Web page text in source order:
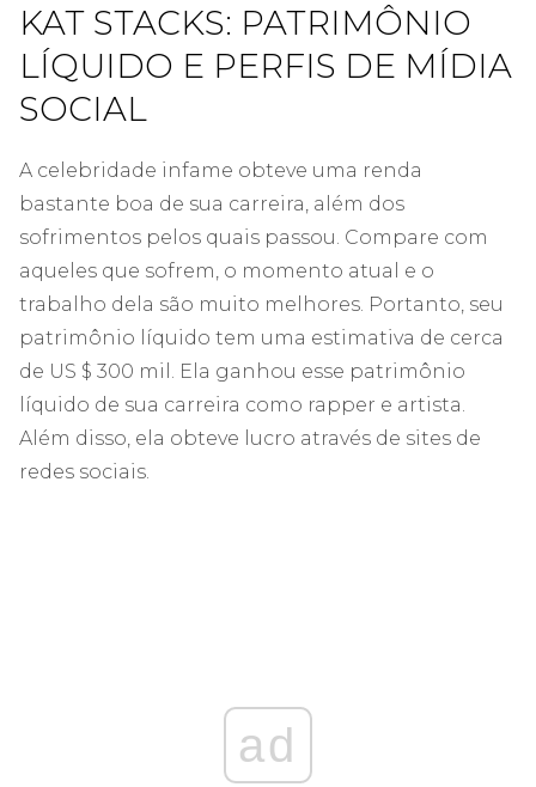
KAT STACKS: PATRIMÔNIO
LÍQUIDO E PERFIS DE MÍDIA
SOCIAL
A celebridade infame obteve uma renda
bastante boa de sua carreira, além dos
sofrimentos pelos quais passou. Compare com
aqueles que sofrem, o momento atual e o
trabalho dela são muito melhores. Portanto, seu
patrimônio líquido tem uma estimativa de cerca
de US $ 300 mil. Ela ganhou esse patrimônio
líquido de sua carreira como rapper e artista.
Além disso, ela obteve lucro através de sites de
redes sociais.
ad